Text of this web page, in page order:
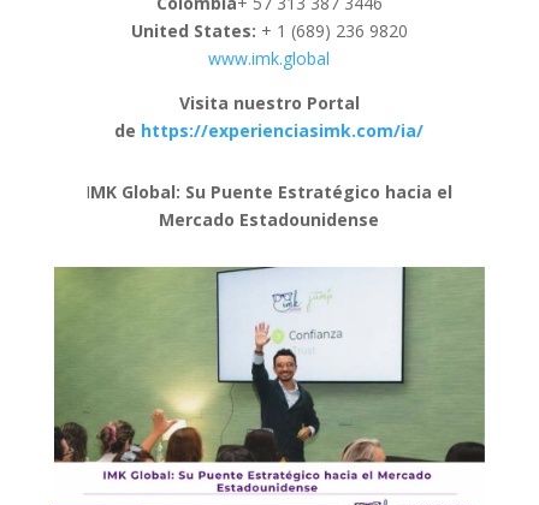
United States: + 1 (689) 236 9820
www.imk.global
Visita nuestro Portal
de https://experienciasimk.com/ia/
IMK Global: Su Puente Estratégico hacia el
Mercado Estadounidense